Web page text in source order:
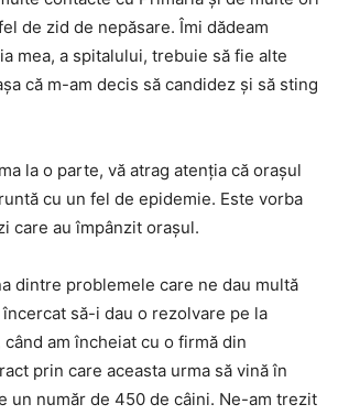
de zid de nepăsare. Îmi dădeam
mea, a spitalului, trebuie să fie alte
că m-am decis să candidez şi să sting
la o parte, vă atrag atenţia că oraşul
cu un fel de epidemie. Este vorba
care au împânzit oraşul.
dintre problemele care ne dau multă
încercat să-i dau o rezolvare pe la
am încheiat cu o firmă din
prin care aceasta urma să vină în
un număr de 450 de câini. Ne-am trezit